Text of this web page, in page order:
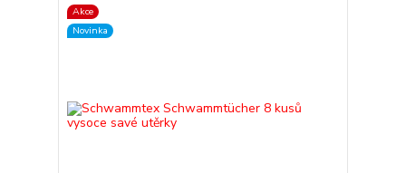
Akce
Novinka